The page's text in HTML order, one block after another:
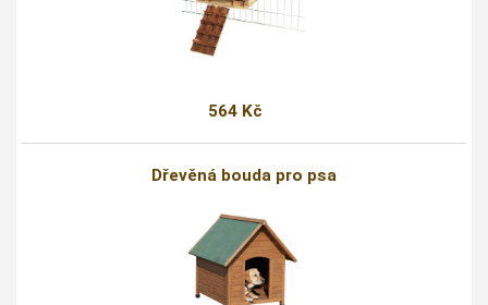
564 Kč
Dřevěná bouda pro psa